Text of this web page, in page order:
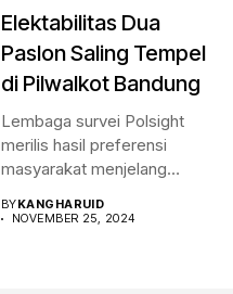
Elektabilitas Dua
Paslon Saling Tempel
di Pilwalkot Bandung
Lembaga survei Polsight
merilis hasil preferensi
masyarakat menjelang
Hasilnya,...
BYKANGHARUID
NOVEMBER 25, 2024